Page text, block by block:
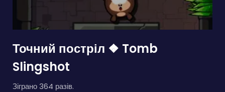
Точний постріл ❖ Tomb
Slingshot
Зіграно 364 разів.